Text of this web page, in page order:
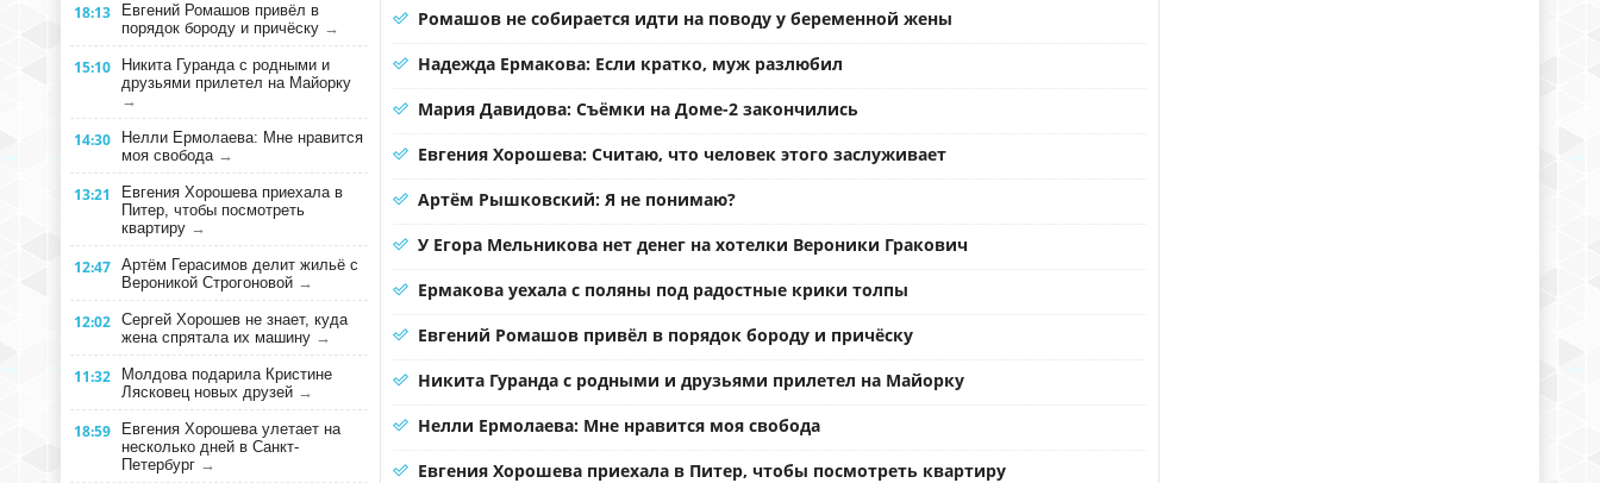
18:13
Евгений Ромашов привёл в
порядок бороду и причёску →
15:10
Никита Гуранда с родными и
друзьями прилетел на Майорку
→
14:30
Нелли Ермолаева: Мне нравится
моя свобода →
13:21
Евгения Хорошева приехала в
Питер, чтобы посмотреть
квартиру →
12:47 Артём Герасимов делит жильё с
Вероникой Строгоновой →
12:02 Сергей Хорошев не знает, куда
жена спрятала их машину →
11:32
Молдова подарила Кристине
Лясковец новых друзей →
18:59
Евгения Хорошева улетает на
несколько дней в Санкт-
Петербург →
Ромашов не собирается идти на поводу у беременной жены
Надежда Ермакова: Если кратко, муж разлюбил
Мария Давидова: Съёмки на Доме-2 закончились
Евгения Хорошева: Считаю, что человек этого заслуживает
Артём Рышковский: Я не понимаю?
У Егора Мельникова нет денег на хотелки Вероники Гракович
Ермакова уехала с поляны под радостные крики толпы
Евгений Ромашов привёл в порядок бороду и причёску
Никита Гуранда с родными и друзьями прилетел на Майорку
Нелли Ермолаева: Мне нравится моя свобода
Евгения Хорошева приехала в Питер, чтобы посмотреть квартиру